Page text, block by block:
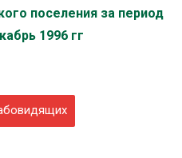
поселения за период
1996 гг